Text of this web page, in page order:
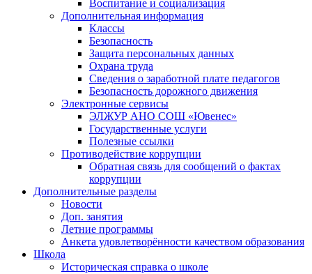
Воспитание и социализация
Дополнительная информация
Классы
Безопасность
Защита персональных данных
Охрана труда
Сведения о заработной плате педагогов
Безопасность дорожного движения
Электронные сервисы
ЭЛЖУР АНО СОШ «Ювенес»
Государственные услуги
Полезные ссылки
Противодействие коррупции
Обратная связь для сообщений о фактах
коррупции
Дополнительные разделы
Новости
Доп. занятия
Летние программы
Анкета удовлетворённости качеством образования
Школа
Историческая справка о школе